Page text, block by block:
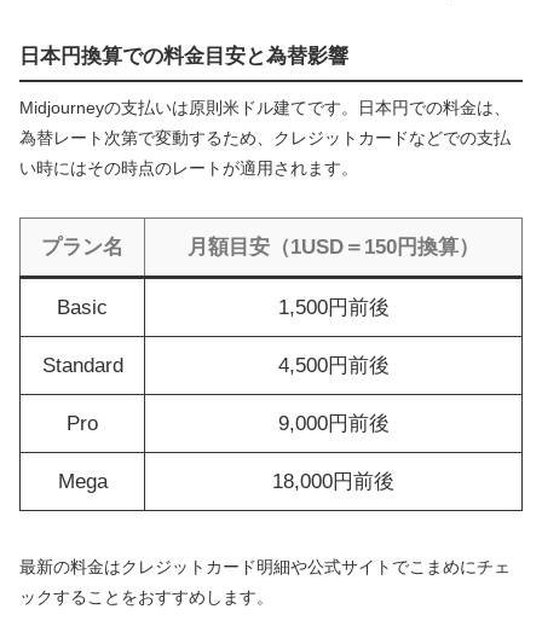
日本円換算での料金目安と為替影響
Midjourneyの支払いは原則米ドル建てです。日本円での料金は、
為替レート次第で変動するため、クレジットカードなどでの支払
い時にはその時点のレートが適用されます。
プラン名 月額目安（1USD＝150円換算）
Basic 1,500円前後
Standard 4,500円前後
Pro 9,000円前後
Mega 18,000円前後
最新の料金はクレジットカード明細や公式サイトでこまめにチェ
ックすることをおすすめします。